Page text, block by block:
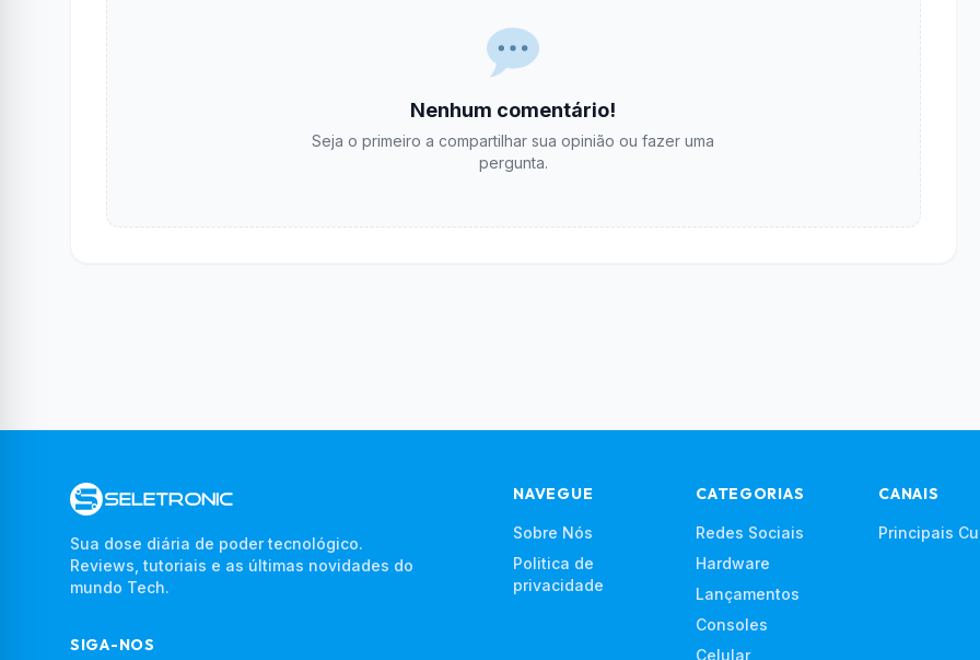
Nenhum comentário!
Seja o primeiro a compartilhar sua opinião ou fazer uma
pergunta.
Sua dose diária de poder tecnológico.
Reviews, tutoriais e as últimas novidades do
mundo Tech.
SIGA-NOS
NAVEGUE
Sobre Nós
Politica de
privacidade
CATEGORIAS
Redes Sociais
Hardware
Lançamentos
Consoles
Celular
CANAIS
Principais